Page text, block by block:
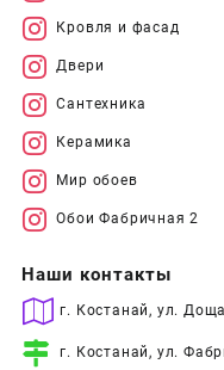
Кровля и фасад
Двери
Сантехника
Керамика
Мир обоев
Обои Фабричная 2
Наши контакты
г. Костанай, ул.
г. Костанай, ул.